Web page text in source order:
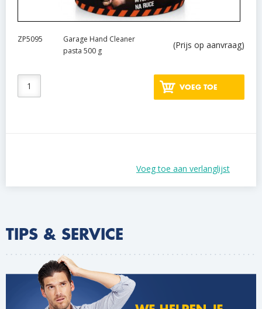
ZP5095
Garage Hand Cleaner
pasta 500 g
(Prijs op aanvraag)
VOEG TOE
Voeg toe aan verlanglijst
TIPS & SERVICE